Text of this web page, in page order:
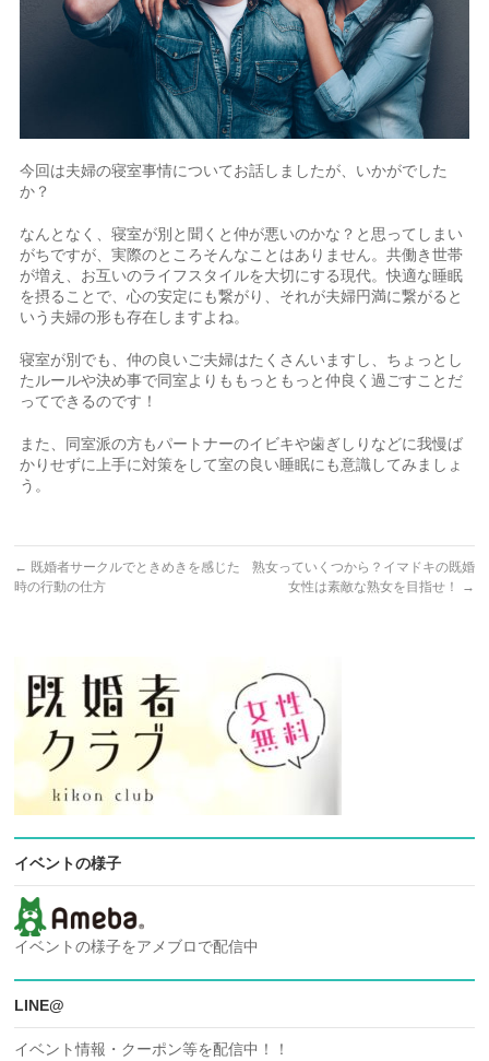
今回は夫婦の寝室事情についてお話しましたが、いかがでした
か？
なんとなく、寝室が別と聞くと仲が悪いのかな？と思ってしまい
がちですが、実際のところそんなことはありません。共働き世帯
が増え、お互いのライフスタイルを大切にする現代。快適な睡眠
を摂ることで、心の安定にも繋がり、それが夫婦円満に繋がると
いう夫婦の形も存在しますよね。
寝室が別でも、仲の良いご夫婦はたくさんいますし、ちょっとし
たルールや決め事で同室よりももっともっと仲良く過ごすことだ
ってできるのです！
また、同室派の方もパートナーのイビキや歯ぎしりなどに我慢ば
かりせずに上手に対策をして室の良い睡眠にも意識してみましょ
う。
← 既婚者サークルでときめきを感じた
時の行動の仕方
熟女っていくつから？イマドキの既婚
女性は素敵な熟女を目指せ！
→
イベントの様子
イベントの様子をアメブロで配信中
LINE@
イベント情報・クーポン等を配信中！！